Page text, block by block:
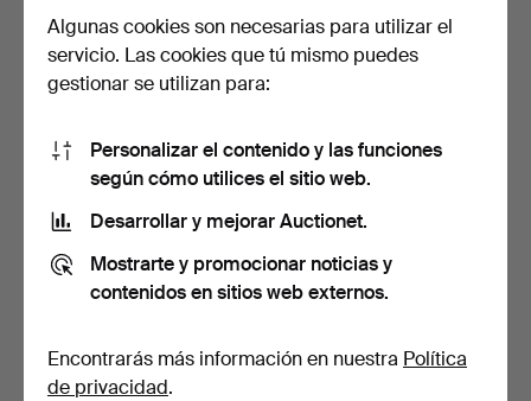
BOLSO, piel negra y
marrón, Yves Saint Lau…
Subastado 23 may 2026
19 pujas
106 USD
Un traje masculino de dos
piezas, Oscar Ja…
2 pujas
37 USD
Algunas cookies son necesarias para utilizar el
servicio. Las cookies que tú mismo puedes
gestionar se utilizan para:
Personalizar el contenido y las funciones
según cómo utilices el sitio web.
Desarrollar y mejorar Auctionet.
Mostrarte y promocionar noticias y
contenidos en sitios web externos.
Encontrarás más información en nuestra Política
de privacidad.